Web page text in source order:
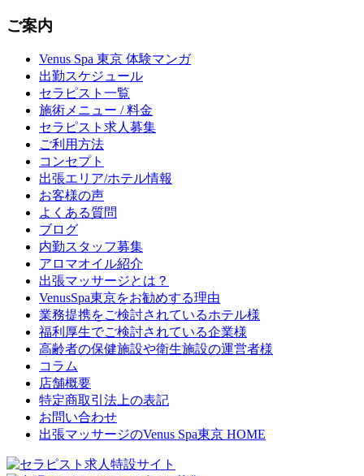
ご案内
Venus Spa 東京 体験マンガ
出勤スケジュール
セラピスト一覧
施術メニュー / 料金
セラピスト求人募集
ご利用方法
コンセプト
出張エリア/ホテル情報
お客様の声
よくある質問
ブログ
内勤スタッフ募集
アロマオイル紹介
出張マッサージとは？
VenusSpa東京をお勧めする理由
業務提携をご検討されているホテル様
福利厚生でご検討されている企業様
高齢者の保健施設や衛生施設の運営者様
コラム
店舗概要
特定商取引法上の表記
お問い合わせ
出張マッサージのVenus Spa東京 HOME